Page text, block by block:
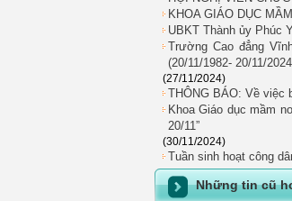
KHOA GIÁO DỤC
UBKT Thành ủy Phúc
Trường Cao đẳng
(20/11/1982- 20/11/
(27/11/2024)
THÔNG BÁO: Về việc
Khoa Giáo dục mầm
20/11”
(30/11/2024)
Tuần sinh hoạt công
Những tin cũ